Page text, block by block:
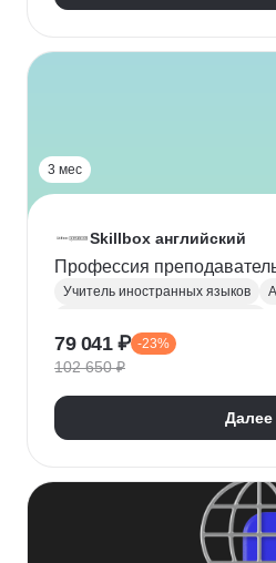
3 мес
Skillbox английский
Профессия
Учитель иностранных языков
79 041 ₽ -23%
102 650 ₽
Далее